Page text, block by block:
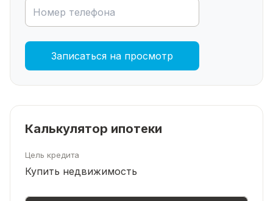
чистом районе
Поблизости проходят коммуникации ,
Успейте записаться на просмотр, звоните прямо
Записаться на просмотр
Калькулятор ипотеки
Цель кредита
Купить недвижимость